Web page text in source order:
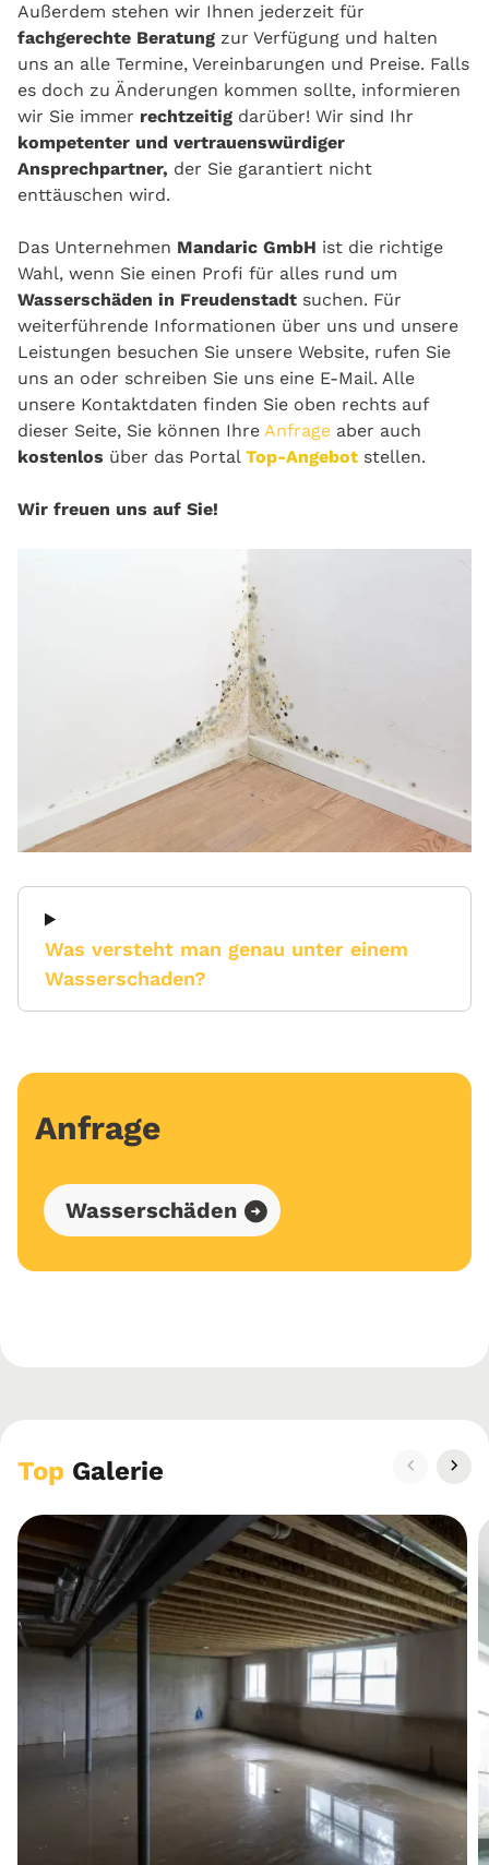
Außerdem stehen wir Ihnen jederzeit für
fachgerechte Beratung zur Verfügung und halten
uns an alle Termine, Vereinbarungen und Preise. Falls
es doch zu Änderungen kommen sollte, informieren
wir Sie immer rechtzeitig darüber! Wir sind Ihr
kompetenter und vertrauenswürdiger
Ansprechpartner, der Sie garantiert nicht
enttäuschen wird.
Das Unternehmen Mandaric GmbH ist die richtige
Wahl, wenn Sie einen Profi für alles rund um
Wasserschäden in Freudenstadt suchen. Für
weiterführende Informationen über uns und unsere
Leistungen besuchen Sie unsere Website, rufen Sie
uns an oder schreiben Sie uns eine E-Mail. Alle
unsere Kontaktdaten finden Sie oben rechts auf
dieser Seite, Sie können Ihre Anfrage aber auch
kostenlos über das Portal Top-Angebot stellen.
Wir freuen uns auf Sie!
Was versteht man genau unter einem
Wasserschaden?
Anfrage
Wasserschäden
Top Galerie